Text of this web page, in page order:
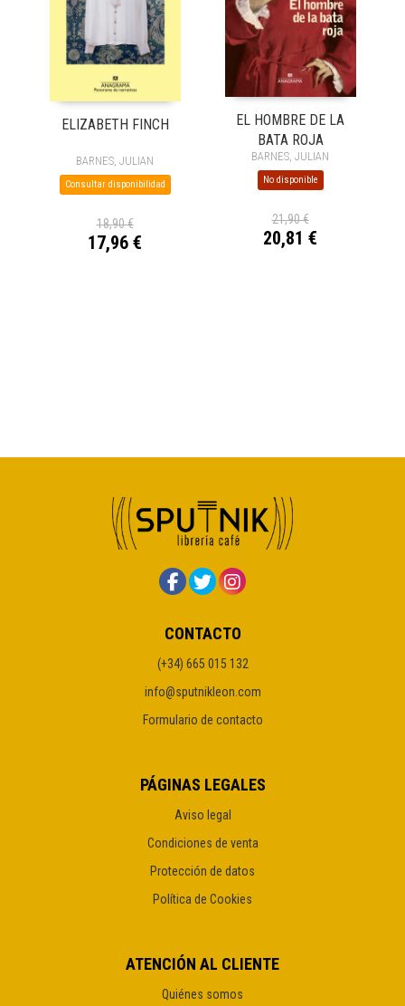
ELIZABETH FINCH
BARNES, JULIAN
Consultar disponibilidad
18,90 €
17,96 €
EL HOMBRE DE LA
BATA ROJA
BARNES, JULIAN
No disponible
21,90 €
20,81 €
CONTACTO
(+34) 665 015 132
info@sputnikleon.com
Formulario de contacto
PÁGINAS LEGALES
Aviso legal
Condiciones de venta
Protección de datos
Política de Cookies
ATENCIÓN AL CLIENTE
Quiénes somos